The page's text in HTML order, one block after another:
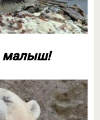
малыш!